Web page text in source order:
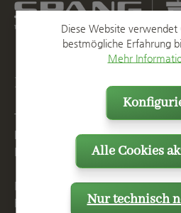
Kontakt
T
+49 2623 887 0
F
+49 2623 887 149
E
info@spang.de
Mo. - Do. 07:15 - 16:00 Uhr
Fr. bis 14:00 Uhr
Diese Website verwendet
bestmögliche Erfahrung
Mehr
Nur technisch
Alle Cookies